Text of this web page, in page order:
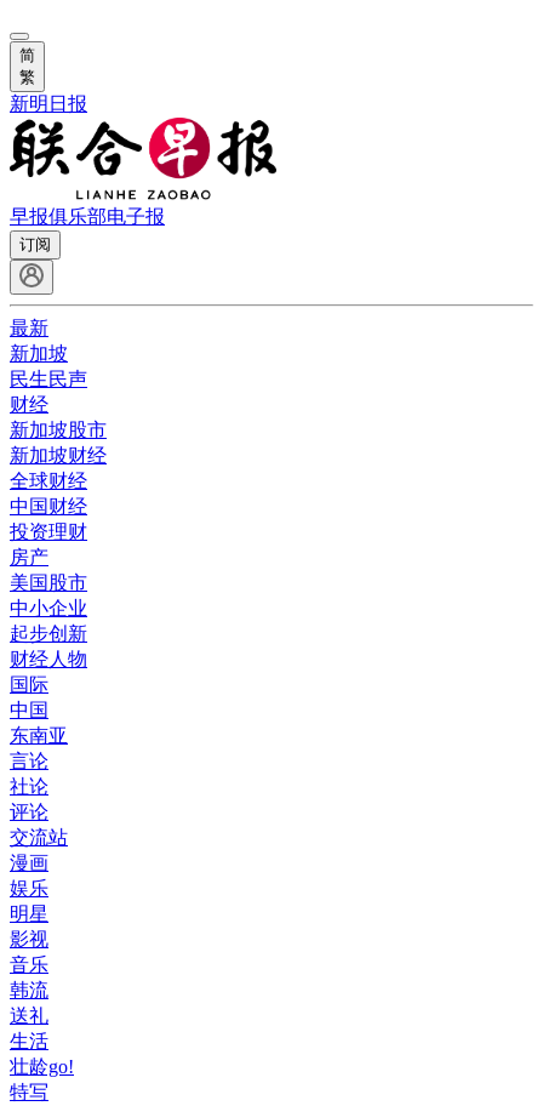
简
繁
新明日报
早报俱乐部电子报
订阅
最新
新加坡
民生民声
财经
新加坡股市
新加坡财经
全球财经
中国财经
投资理财
房产
美国股市
中小企业
起步创新
财经人物
国际
中国
东南亚
言论
社论
评论
交流站
漫画
娱乐
明星
影视
音乐
韩流
送礼
生活
壮龄go!
特写